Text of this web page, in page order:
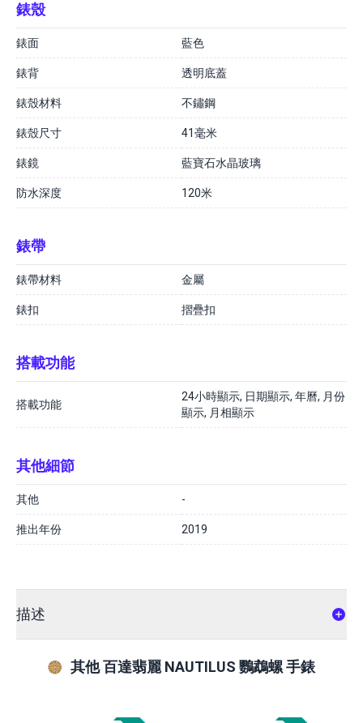
錶殼
錶面 藍色
錶背 透明底蓋
錶殼材料 不鏽鋼
錶殼尺寸 41毫米
錶鏡 藍寶石水晶玻璃
防水深度 120米
錶帶
錶帶材料 金屬
錶扣 摺疊扣
搭載功能
搭載功能
24小時顯示, 日期顯示, 年曆, 月份
顯示, 月相顯示
其他細節
其他 -
推出年份 2019
描述
其他 百達翡麗 NAUTILUS 鸚鵡螺 手錶